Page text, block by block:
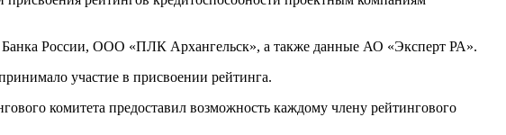
России, ООО «ПЛК Архангельск», а также данные АО «Эксперт РА».
участие в присвоении рейтинга.
комитета предоставил возможность каждому члену рейтингового